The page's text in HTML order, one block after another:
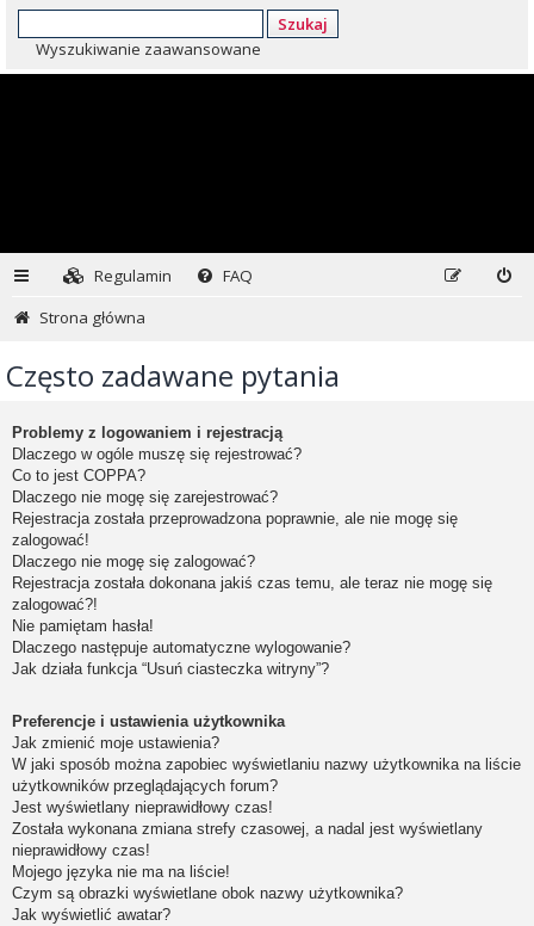
Szukaj
Wyszukiwanie zaawansowane
Regulamin
FAQ
Strona główna
Często zadawane pytania
Problemy z logowaniem i rejestracją
Dlaczego w ogóle muszę się rejestrować?
Co to jest COPPA?
Dlaczego nie mogę się zarejestrować?
Rejestracja została przeprowadzona poprawnie, ale nie mogę się
zalogować!
Dlaczego nie mogę się zalogować?
Rejestracja została dokonana jakiś czas temu, ale teraz nie mogę się
zalogować?!
Nie pamiętam hasła!
Dlaczego następuje automatyczne wylogowanie?
Jak działa funkcja “Usuń ciasteczka witryny”?
Preferencje i ustawienia użytkownika
Jak zmienić moje ustawienia?
W jaki sposób można zapobiec wyświetlaniu nazwy użytkownika na liście
użytkowników przeglądających forum?
Jest wyświetlany nieprawidłowy czas!
Została wykonana zmiana strefy czasowej, a nadal jest wyświetlany
nieprawidłowy czas!
Mojego języka nie ma na liście!
Czym są obrazki wyświetlane obok nazwy użytkownika?
Jak wyświetlić awatar?